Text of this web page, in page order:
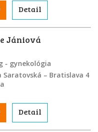
Detail
Jániová
- gynekológia
Saratovská – Bratislava 4
Detail